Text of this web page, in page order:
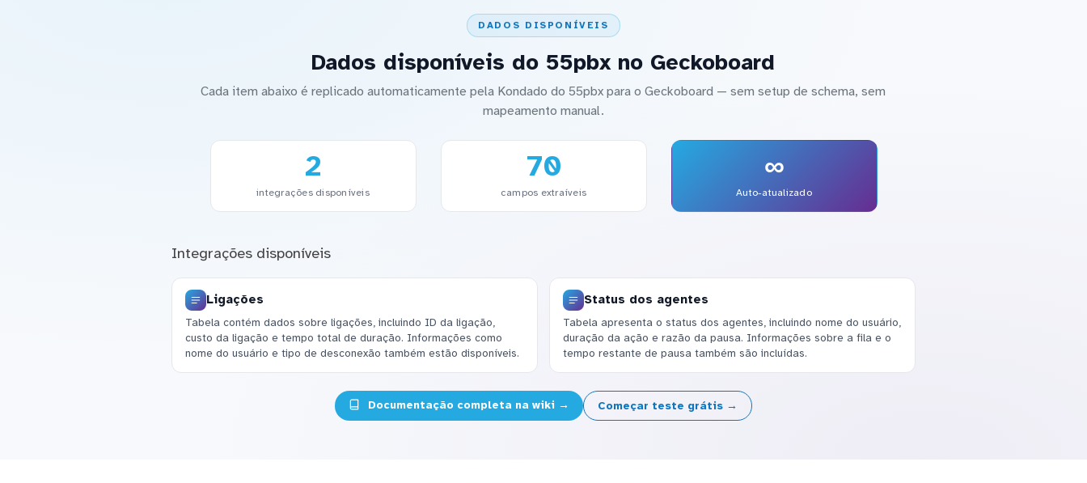
DADOS DISPONÍVEIS
Dados disponíveis do 55pbx no Geckoboard
Cada item abaixo é replicado automaticamente pela Kondado do 55pbx para o Geckoboard — sem setup de schema, sem
mapeamento manual.
2
integrações disponíveis
70
campos extraíveis
∞
Auto-atualizado
Integrações disponíveis
Ligações
Tabela contém dados sobre ligações, incluindo ID da ligação,
custo da ligação e tempo total de duração. Informações como
nome do usuário e tipo de desconexão também estão disponíveis.
Status dos agentes
Tabela apresenta o status dos agentes, incluindo nome do usuário,
duração da ação e razão da pausa. Informações sobre a fila e o
tempo restante de pausa também são incluídas.
Documentação completa na wiki → Começar teste grátis →